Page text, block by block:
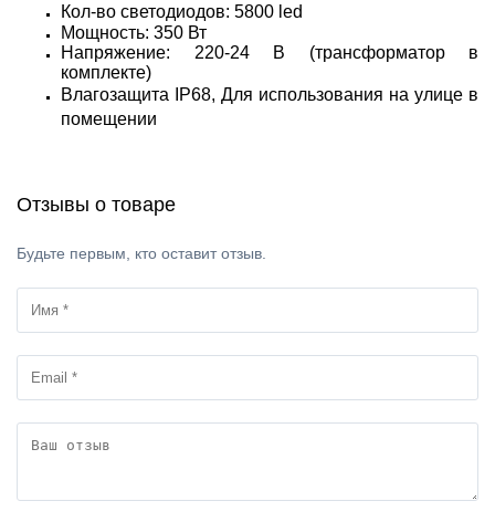
Кол-во светодиодов: 5800 led
Мощность: 350 Вт
Напряжение: 220-24 В (трансформатор в
комплекте)
Влагозащита IP68, Для использования на улице в
помещении
Отзывы о товаре
Будьте первым, кто оставит отзыв.